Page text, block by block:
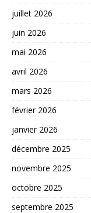
juillet 2026
juin 2026
mai 2026
avril 2026
mars 2026
février 2026
janvier 2026
décembre 2025
novembre 2025
octobre 2025
septembre 2025